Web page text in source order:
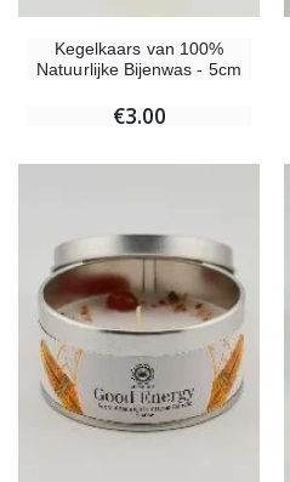
Kegelkaars van 100%
Natuurlijke Bijenwas - 5cm
€3.00